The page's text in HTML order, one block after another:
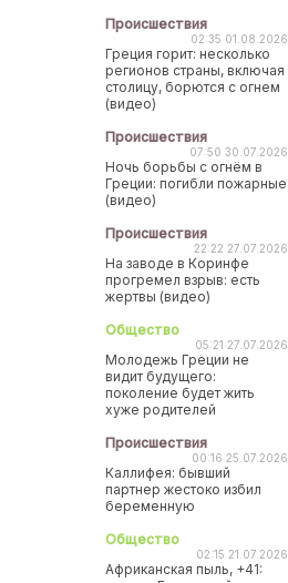
Происшествия
02:35 01.08.2026
Греция горит: несколько
регионов страны, включая
столицу, борются с огнем
(видео)
Происшествия
07:50 30.07.2026
Ночь борьбы с огнём в
Греции: погибли пожарные
(видео)
Происшествия
22:22 27.07.2026
На заводе в Коринфе
прогремел взрыв: есть
жертвы (видео)
Общество
05:21 27.07.2026
Молодежь Греции не
видит будущего:
поколение будет жить
хуже родителей
Происшествия
00:16 25.07.2026
Каллифея: бывший
партнер жестоко избил
беременную
Общество
02:15 21.07.2026
Африканская пыль, +41: